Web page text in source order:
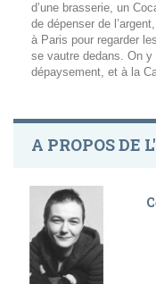
d’une brasserie, un
de dépenser de
à Paris pour regarder
se vautre dedans. On
dépaysement, et à la
A PROPOS DE